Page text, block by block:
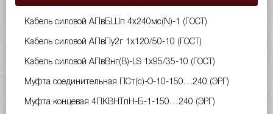
Кабель силовой АПвБШп 4х240мс(N)-1 (ГОСТ)
Кабель силовой АПвПу2г 1х120/50-10 (ГОСТ)
Кабель силовой АПвВнг(B)-LS 1х95/35-10 (ГОСТ)
Муфта соединительная ПСт(с)-О-10-150…240 (ЭРГ)
Муфта концевая 4ПКВНТпН-Б-1-150…240 (ЭРГ)